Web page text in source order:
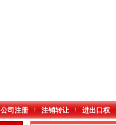
公司注册 注销转让 进出口权